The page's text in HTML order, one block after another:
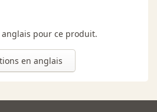
pour ce produit.
en anglais